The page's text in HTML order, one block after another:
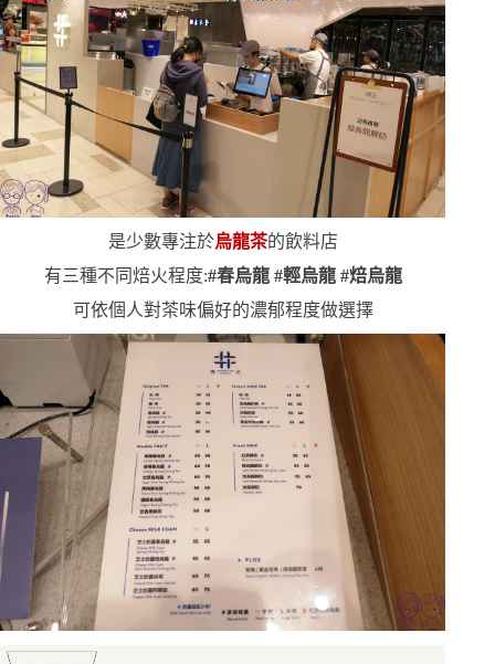
是少數專注於烏龍茶的飲料店
有三種不同焙火程度:#春烏龍#輕烏龍#焙烏龍
可依個人對茶味偏好的濃郁程度做選擇